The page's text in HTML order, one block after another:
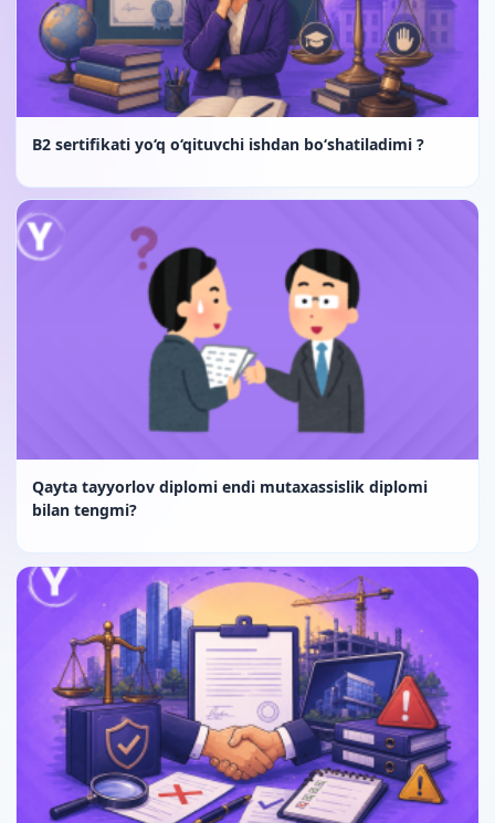
B2 sertifikati yo‘q o‘qituvchi ishdan bo‘shatiladimi ?
Qayta tayyorlov diplomi endi mutaxassislik diplomi
bilan tengmi?